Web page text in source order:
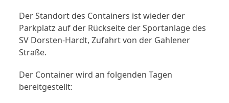
Der Standort des Containers ist wieder der
Parkplatz auf der Rückseite der Sportanlage des
SV Dorsten-Hardt, Zufahrt von der Gahlener
Straße.
Der Container wird an folgenden Tagen
bereitgestellt: